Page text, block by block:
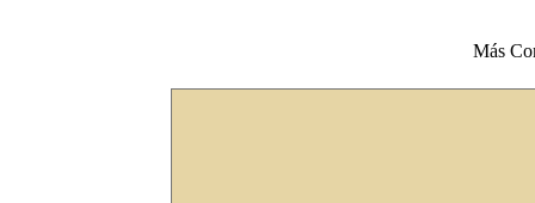
Más